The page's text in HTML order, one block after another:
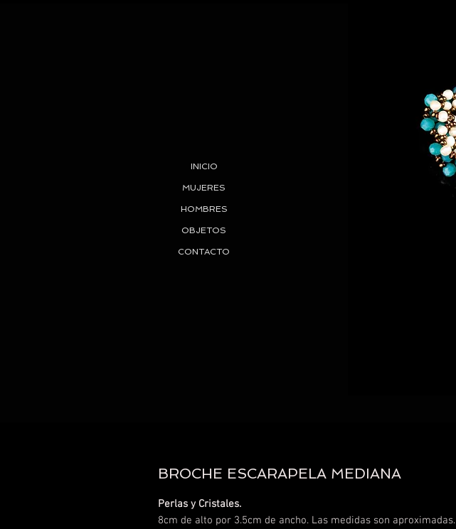
BROCHE ESCARAPELA MEDIANA
Perlas y Cristales.
8cm de alto por 3.5cm de ancho. Las medidas son aproximadas.
INICIO
MUJERES
HOMBRES
OBJETOS
CONTACTO